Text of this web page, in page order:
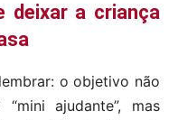
deixar a criança
o objetivo não
ajudante”, mas